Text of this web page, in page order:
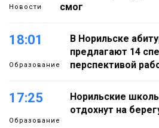
Новости
смог
18:01
Образование
В Норильске
предлагают 14
перспективой
17:25
Образование
Норильские
отдохнут на